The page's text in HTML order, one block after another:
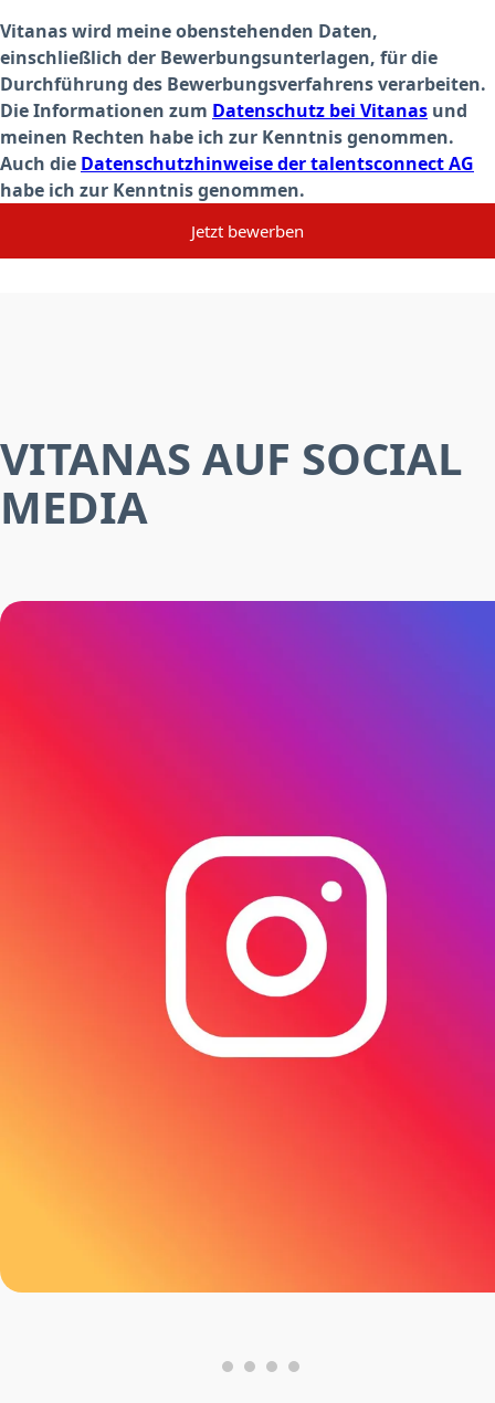
Vitanas wird meine obenstehenden Daten,
einschließlich der Bewerbungsunterlagen, für die
Durchführung des Bewerbungsverfahrens verarbeiten.
Die Informationen zum Datenschutz bei Vitanas und
meinen Rechten habe ich zur Kenntnis genommen.
Auch die Datenschutzhinweise der talentsconnect AG
habe ich zur Kenntnis genommen.
Jetzt bewerben
VITANAS AUF SOCIAL
MEDIA